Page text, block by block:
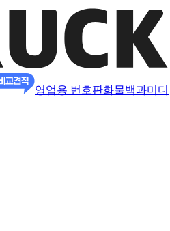
영업용 번호판화물백과미디